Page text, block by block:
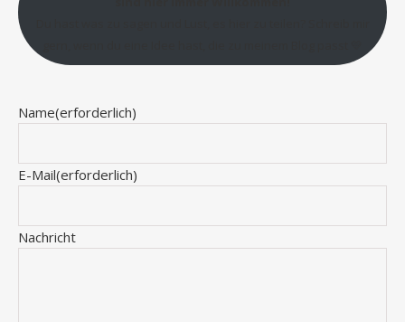
Name(erforderlich)
E-Mail(erforderlich)
Nachricht